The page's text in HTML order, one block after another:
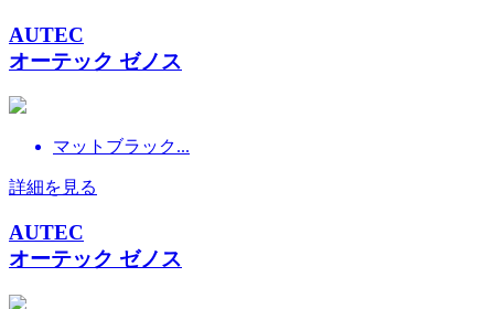
AUTEC
オーテック ゼノス
マットブラック...
詳細を見る
AUTEC
オーテック ゼノス